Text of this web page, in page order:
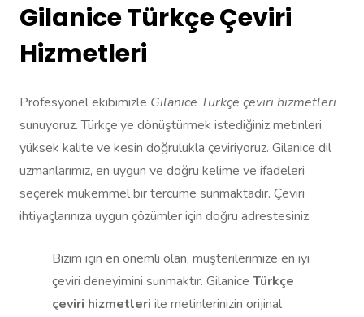
Gilanice Türkçe Çeviri
Hizmetleri
Profesyonel ekibimizle Gilanice Türkçe çeviri hizmetleri
sunuyoruz. Türkçe’ye dönüştürmek istediğiniz metinleri
yüksek kalite ve kesin doğrulukla çeviriyoruz. Gilanice dil
uzmanlarımız, en uygun ve doğru kelime ve ifadeleri
seçerek mükemmel bir tercüme sunmaktadır. Çeviri
ihtiyaçlarınıza uygun çözümler için doğru adrestesiniz.
Bizim için en önemli olan, müşterilerimize en iyi
çeviri deneyimini sunmaktır. Gilanice Türkçe
çeviri hizmetleri ile metinlerinizin orijinal